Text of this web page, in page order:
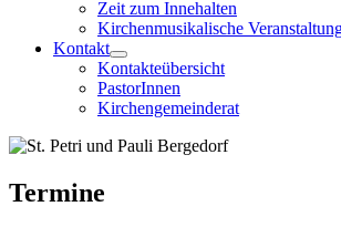
Zeit zum Innehalten
Kirchenmusikalische
Kontakt
Kontakteübersicht
PastorInnen
Kirchengemeinderat
Termine